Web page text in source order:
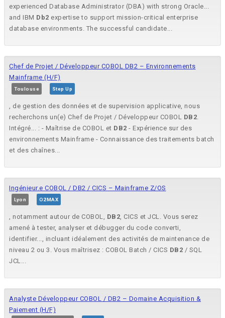
experienced Database Administrator (DBA) with strong Oracle...
and IBM Db2 expertise to support mission-critical enterprise
database environments. The successful candidate...
Chef de Projet / Développeur COBOL DB2 – Environnements
Mainframe (H/F)
Toulouse Step Up
, de gestion des données et de supervision applicative, nous
recherchons un(e) Chef de Projet / Développeur COBOL DB2.
Intégré... : - Maîtrise de COBOL et DB2 - Expérience sur des
environnements Mainframe - Connaissance des traitements batch
et des chaînes...
Ingénieur.e COBOL / DB2 / CICS – Mainframe Z/OS
Lyon O2MAX
, notamment autour de COBOL, DB2, CICS et JCL. Vous serez
amené à tester, analyser et débugger du code converti,
identifier..., incluant idéalement des activités de maintenance de
niveau 2 ou 3. Vous maîtrisez : COBOL Batch / CICS DB2 / SQL
JCL...
Analyste Développeur COBOL / DB2 – Domaine Acquisition &
Paiement (H/F)